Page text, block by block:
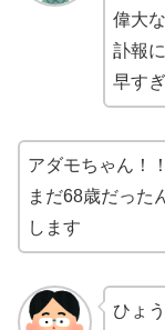
偉大
訃報
早す
アダモちゃん！！
まだ68歳だった
します
ひょ